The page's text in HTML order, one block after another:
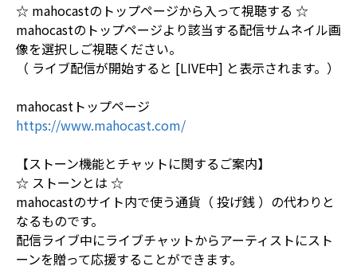
☆ mahocastのトップページから入って視聴する ☆
mahocastのトップページより該当する配信サムネイル画
像を選択しご視聴ください。
（ ライブ配信が開始すると [LIVE中] と表示されます。）
mahocastトップページ
https://www.mahocast.com/
【ストーン機能とチャットに関するご案内】
☆ ストーンとは ☆
mahocastのサイト内で使う通貨（ 投げ銭 ）の代わりと
なるものです。
配信ライブ中にライブチャットからアーティストにスト
ーンを贈って応援することができます。